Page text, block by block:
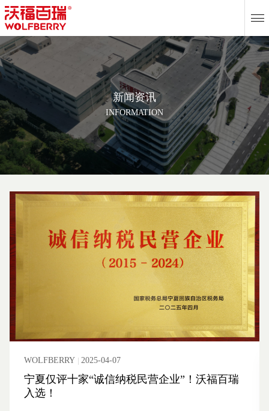
新闻资讯
INFORMATION
WOLFBERRY 2025-04-07
宁夏仅评十家“诚信纳税民营企业”！沃福百瑞
入选！